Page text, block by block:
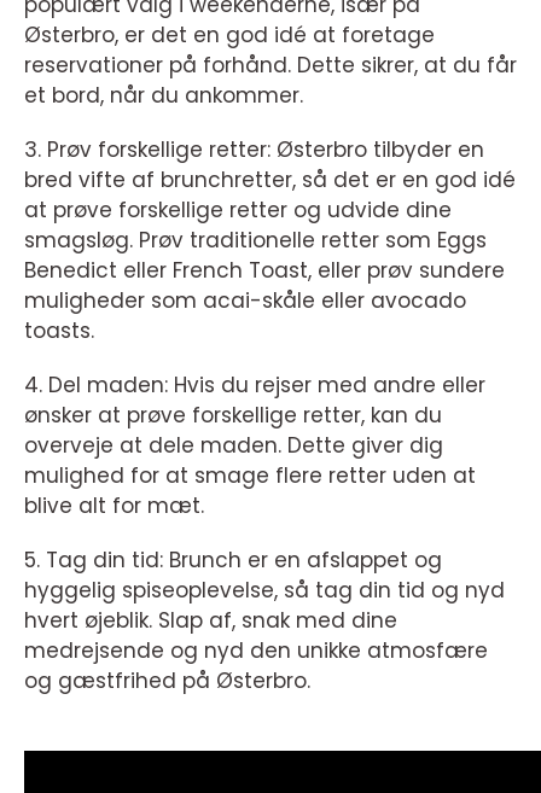
Østerbro, er det en god idé at foretage
reservationer på forhånd. Dette sikrer, at du får
et bord, når du ankommer.
3. Prøv forskellige retter: Østerbro tilbyder en
bred vifte af brunchretter, så det er en god idé
at prøve forskellige retter og udvide dine
smagsløg. Prøv traditionelle retter som Eggs
Benedict eller French Toast, eller prøv sundere
muligheder som acai-skåle eller avocado
toasts.
4. Del maden: Hvis du rejser med andre eller
ønsker at prøve forskellige retter, kan du
overveje at dele maden. Dette giver dig
mulighed for at smage flere retter uden at
blive alt for mæt.
5. Tag din tid: Brunch er en afslappet og
hyggelig spiseoplevelse, så tag din tid og nyd
hvert øjeblik. Slap af, snak med dine
medrejsende og nyd den unikke atmosfære
og gæstfrihed på Østerbro.